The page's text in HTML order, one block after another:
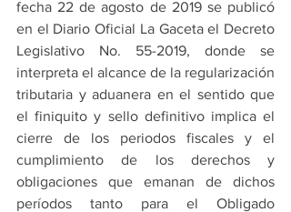
fecha 22 de agosto de 2019 se publicó
en el Diario Oficial La Gaceta el Decreto
Legislativo No. 55-2019, donde se
interpreta el alcance de la regularización
tributaria y aduanera en el sentido que
el finiquito y sello definitivo implica el
cierre de los periodos fiscales y el
cumplimiento de los derechos y
obligaciones que emanan de dichos
períodos tanto para el Obligado